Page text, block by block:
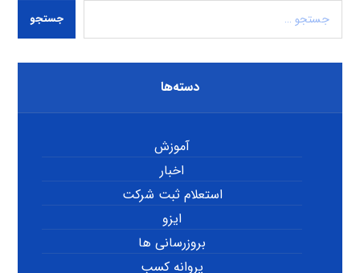
جستجو
دسته‌ها
آموزش
اخبار
استعلام ثبت شرکت
ایزو
بروزرسانی ها
پروانه کسب